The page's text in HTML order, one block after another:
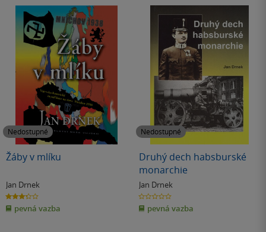
Nedostupné
Žáby v mlíku
Jan Drnek
3.3
z
5
hvězdiček
pevná vazba
Nedostupné
Druhý dech habsburské
monarchie
Jan Drnek
0.0
z
5
hvězdiček
pevná vazba